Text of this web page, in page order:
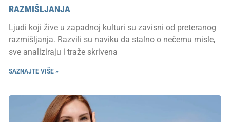
RAZMIŠLJANJA
Ljudi koji žive u zapadnoj kulturi su zavisni od preteranog
razmišljanja. Razvili su naviku da stalno o nečemu misle,
sve analiziraju i traže skrivena
SAZNAJTE VIŠE »